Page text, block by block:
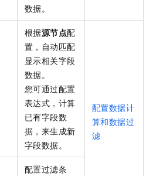
数据。
根据源节点配
置，自动匹配
显示相关字段
数据。
您可通过配置
表达式，计算
已有字段数
据，来生成新
字段数据。
配置数据计
算和数据过
滤
配置过滤条